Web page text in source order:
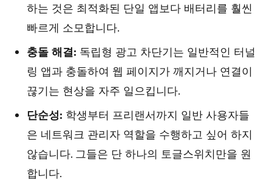
하는 것은 최적화된 단일 앱보다 배터리를 훨씬
빠르게 소모합니다.
충돌 해결: 독립형 광고 차단기는 일반적인 터널
링 앱과 충돌하여 웹 페이지가 깨지거나 연결이
끊기는 현상을 자주 일으킵니다.
단순성: 학생부터 프리랜서까지 일반 사용자들
은 네트워크 관리자 역할을 수행하고 싶어 하지
않습니다. 그들은 단 하나의 토글스위치만을 원
합니다.